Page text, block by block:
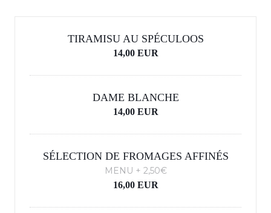
TIRAMISU AU SPÉCULOOS
14,00 EUR
DAME BLANCHE
14,00 EUR
SÉLECTION DE FROMAGES AFFINÉS
MENU + 2,50€
16,00 EUR